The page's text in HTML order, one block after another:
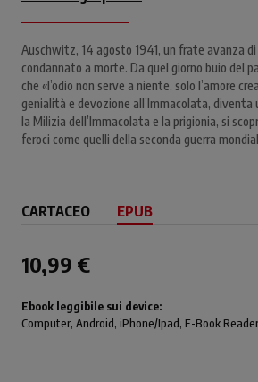
Auschwitz, 14 agosto 1941, un frate avanza
condannato a morte. Da quel giorno buio del
che «l’odio non serve a niente, solo l’amore
genialità e devozione all’Immacolata,
la Milizia dell’Immacolata e la prigionia, si
feroci come quelli della seconda guerra
CARTACEO EPUB
10,99 €
Ebook leggibile sui device:
Computer, Android, iPhone/Ipad, E-Book